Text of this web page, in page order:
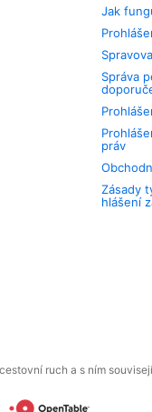
Jak
Správa
práv
Zásady
hlášení
ruch a s ním